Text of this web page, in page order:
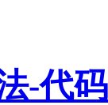
-代